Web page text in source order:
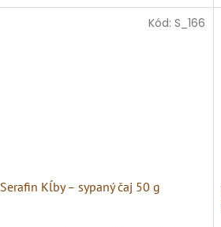
Serafin Kĺby – sypaný čaj 50 g
Kód: S_166